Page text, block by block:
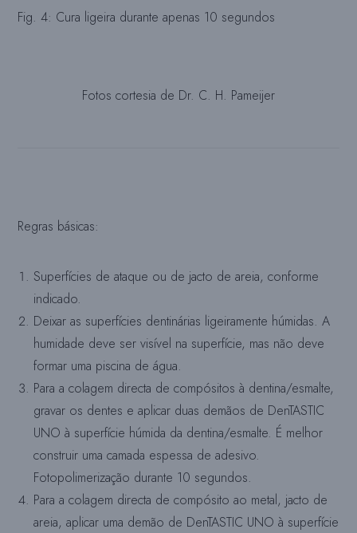
Fig. 4: Cura ligeira durante apenas 10 segundos
Fotos cortesia de Dr. C. H. Pameijer
Regras básicas:
Superfícies de ataque ou de jacto de areia, conforme
indicado.
Deixar as superfícies dentinárias ligeiramente húmidas. A
humidade deve ser visível na superfície, mas não deve
formar uma piscina de água.
Para a colagem directa de compósitos à dentina/esmalte,
gravar os dentes e aplicar duas demãos de DenTASTIC
UNO à superfície húmida da dentina/esmalte. É melhor
construir uma camada espessa de adesivo.
Fotopolimerização durante 10 segundos.
Para a colagem directa de compósito ao metal, jacto de
areia, aplicar uma demão de DenTASTIC UNO à superfície